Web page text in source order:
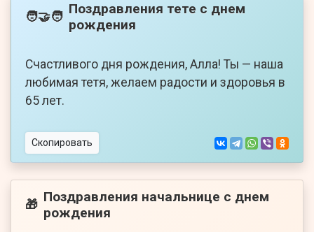
🧑‍🤝‍🧑 Поздравления тете с днем
рождения
Счастливого дня рождения, Алла! Ты — наша
любимая тетя, желаем радости и здоровья в
65 лет.
Скопировать
🎁 Поздравления начальнице с днем
рождения